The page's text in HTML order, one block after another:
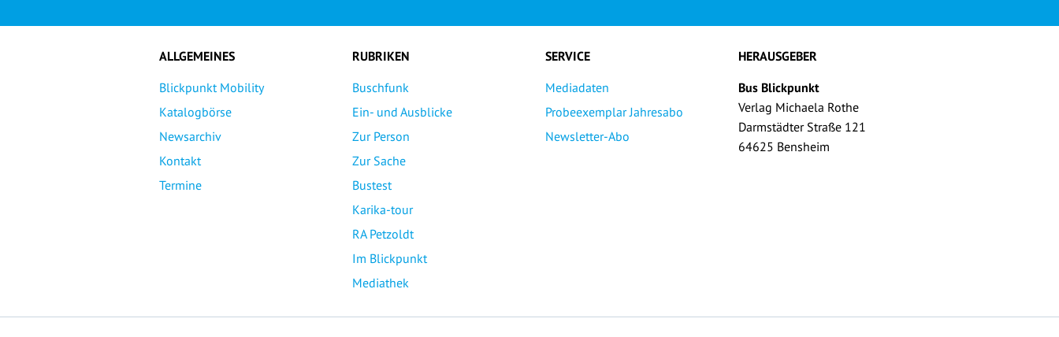
ALLGEMEINES
Blickpunkt Mobility
Katalogbörse
Newsarchiv
Kontakt
Termine
RUBRIKEN
Buschfunk
Ein- und Ausblicke
Zur Person
Zur Sache
Bustest
Karika-tour
RA Petzoldt
Im Blickpunkt
Mediathek
SERVICE
Mediadaten
Probeexemplar Jahresabo
Newsletter-Abo
HERAUSGEBER
Bus Blickpunkt
Verlag Michaela Rothe
Darmstädter Straße 121
64625 Bensheim